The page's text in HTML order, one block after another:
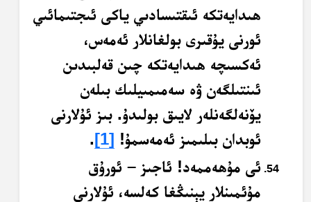
ھىدايەتكە ئىقتىسادىي ياكى ئىجتىمائىي
ئورنى يۇقىرى بولغانلار ئەمەس،
ئەكسىچە ھىدايەتكە چىن قەلبىدىن
ئىنتىلگەن ۋە سەمىمىيلىك بىلەن
يۆنەلگەنلەر لايىق بولىدۇ. بىز ئۇلارنى
ئوبدان بىلىمىز ئەمەسمۇ! [1]
.
ئى مۇھەممەد! ئاجىز – ئورۇق
مۇئمىنلار يېنىڭغا كەلسە، ئۇلارنى